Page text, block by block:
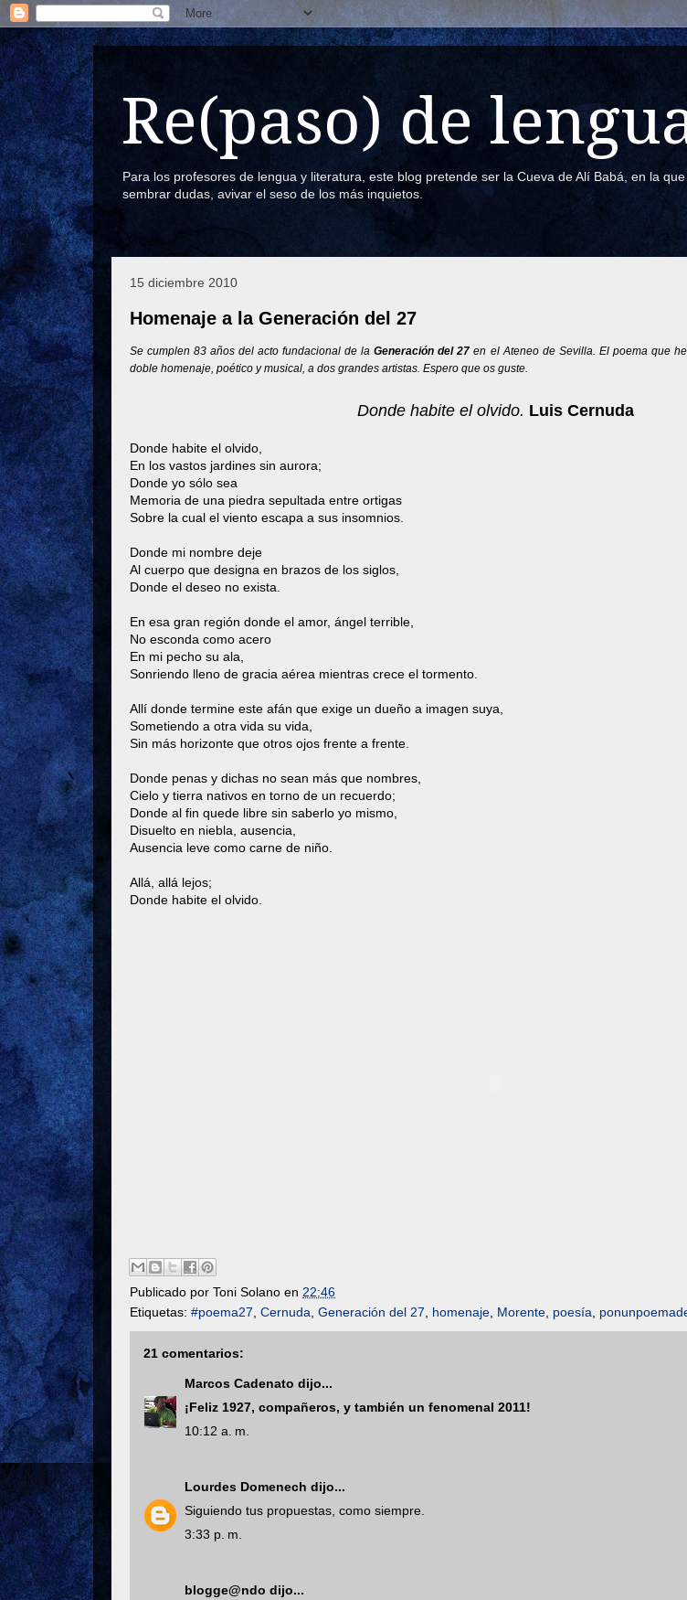
Re(paso) de
Para los profesores de lengua y literatura, este blog pretende ser la Cueva de Alí Babá, en la
sembrar dudas, avivar el seso de los más inquietos.
15 diciembre 2010
Homenaje a la Generación del 27
Se cumplen 83 años del acto fundacional de laGeneración del 27 en el Ateneo de Sevilla. El poema que
doble homenaje, poético y musical, a dos grandes artistas. Espero que os guste.
Donde habite el olvido. Luis Cernuda
Donde habite el olvido,
En los vastos jardines sin aurora;
Donde yo sólo sea
Memoria de una piedra sepultada entre ortigas
Sobre la cual el viento escapa a sus insomnios.
Donde mi nombre deje
Al cuerpo que designa en brazos de los siglos,
Donde el deseo no exista.
En esa gran región donde el amor, ángel terrible,
No esconda como acero
En mi pecho su ala,
Sonriendo lleno de gracia aérea mientras crece el tormento.
Allí donde termine este afán que exige un dueño a imagen suya,
Sometiendo a otra vida su vida,
Sin más horizonte que otros ojos frente a frente.
Donde penas y dichas no sean más que nombres,
Cielo y tierra nativos en torno de un recuerdo;
Donde al fin quede libre sin saberlo yo mismo,
Disuelto en niebla, ausencia,
Ausencia leve como carne de niño.
Allá, allá lejos;
Donde habite el olvido.
Publicado por Toni Solano en 22:46
Etiquetas: #poema27 Cernuda Generación del 27 homenaje Morente poesía
21 comentarios:
Marcos Cadenato dijo...
¡Feliz 1927, compañeros, y también un fenomenal 2011!
10:12 a. m.
Lourdes Domenech dijo...
Siguiendo tus propuestas, como siempre.
3:33 p. m.
blogge@ndo dijo...